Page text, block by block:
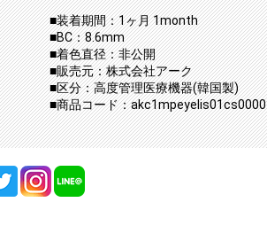
■装着期間：1ヶ月 1month
■BC：8.6mm
■着色直径：非公開
■販売元：株式会社アーク
■区分：高度管理医療機器(韓国製)
■商品コード：akc1mpeyelis01cs0000